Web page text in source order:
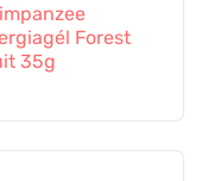
Forest
35g